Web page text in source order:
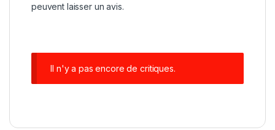
peuvent laisser un avis.
Il n'y a pas encore de critiques.